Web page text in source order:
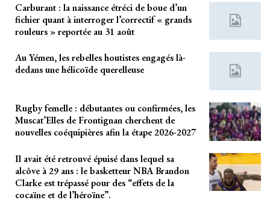
Carburant : la naissance étréci de boue d’un
fichier quant à interroger l’correctif « grands
rouleurs » reportée au 31 août
Au Yémen, les rebelles houtistes engagés là-
dedans une hélicoïde querelleuse
Rugby femelle : débutantes ou confirmées, les
Muscat’Elles de Frontignan cherchent de
nouvelles coéquipières afin la étape 2026-2027
Il avait été retrouvé épuisé dans lequel sa
alcôve à 29 ans : le basketteur NBA Brandon
Clarke est trépassé pour des “effets de la
cocaïne et de l’héroïne”.